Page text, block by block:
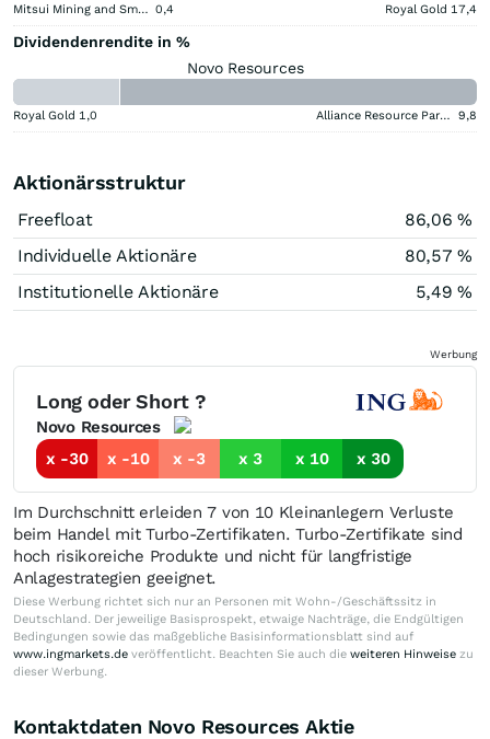
Mitsui Mining and Smelting Company 0,4 Royal Gold 17,4
Dividendenrendite in %
Novo Resources
Royal Gold 1,0 Alliance Resource Partners 9,8
Aktionärsstruktur
Freefloat
86,06 %
Individuelle Aktionäre
80,57 %
Institutionelle Aktionäre
5,49 %
Werbung
Long oder Short ?
Novo Resources
x -30
x -10 x -3 x 3 x 10 x 30
Im Durchschnitt erleiden 7 von 10 Kleinanlegern Verluste
beim Handel mit Turbo-Zertifikaten. Turbo-Zertifikate sind
hoch risikoreiche Produkte und nicht für langfristige
Anlagestrategien geeignet.
Diese Werbung richtet sich nur an Personen mit Wohn-/Geschäftssitz in
Deutschland. Der jeweilige Basisprospekt, etwaige Nachträge, die Endgültigen
Bedingungen sowie das maßgebliche Basisinformationsblatt sind auf
www.ingmarkets.de veröffentlicht. Beachten Sie auch die weiteren Hinweise zu
dieser Werbung.
Kontaktdaten Novo Resources Aktie